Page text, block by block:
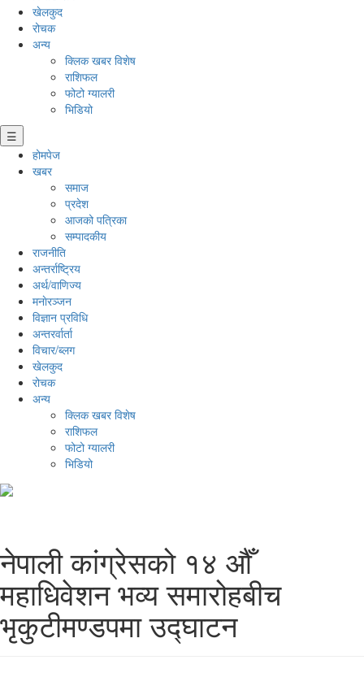
खेलकुद
रोचक
अन्य
क्लिक खबर विशेष
राशिफल
फोटो ग्यालरी
भिडियो
☰
होमपेज
खबर
समाज
प्रदेश
आजको पत्रिका
सम्पादकीय
राजनीति
अन्तर्राष्ट्रिय
अर्थ/वाणिज्य
मनाेरञ्जन
विज्ञान प्रविधि
अन्तरर्वार्ता
विचार/ब्लग
खेलकुद
रोचक
अन्य
क्लिक खबर विशेष
राशिफल
फोटो ग्यालरी
भिडियो
नेपाली कांग्रेसको १४ औँ
महाधिवेशन भव्य समारोहबीच
भृकुटीमण्डपमा उद्घाटन